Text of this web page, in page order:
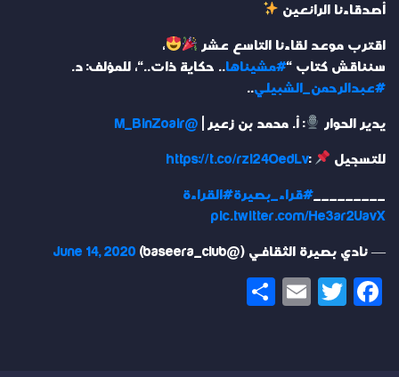
أصدقاءنا الرائعين
اقترب موعد لقاءنا التاسع عشر
،
سنناقش كتاب "#مشيناها .. حكاية ذات.."، للمؤلف: د.
#عبدالرحمن_الشبيلي..
يدير الحوار : أ. محمد بن زعير | @M_BinZoair
للتسجيل :
https://t.co/rzi24OedLv
#قراء_بصيرة#القراءة
pic.twitter.com/He3ar2UavX
— نادي بصيرة الثقافي (@baseera_club) June 14, 2020
Facebook
Twitter
Email